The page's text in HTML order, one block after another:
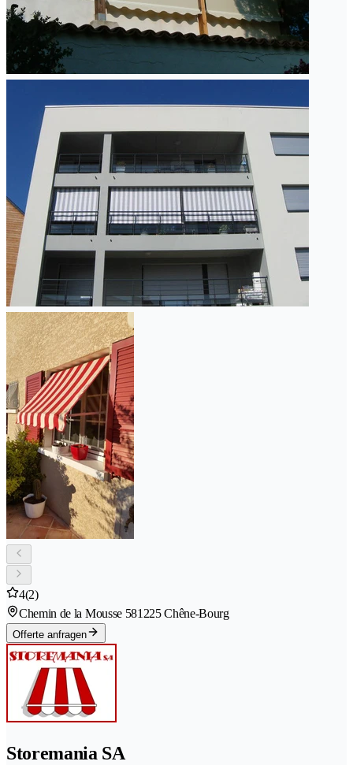
4(2)
Chemin de la Mousse 581225 Chêne-Bourg
Offerte anfragen
Storemania SA